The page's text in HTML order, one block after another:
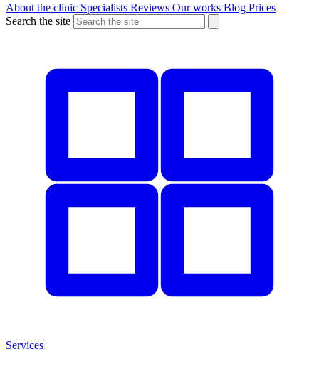
About the clinic Specialists Reviews Our works Blog Prices
Search the site
Services